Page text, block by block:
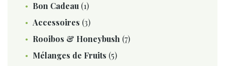
Bon Cadeau (1)
Accessoires (3)
Rooibos & Honeybush (7)
Mélanges de Fruits (5)